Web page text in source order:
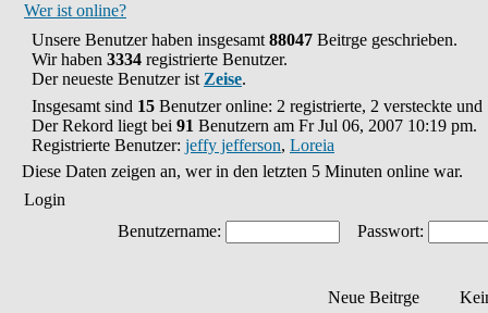
Wer ist online?
Unsere Benutzer haben insgesamt 88047 Beitrge geschrieben.
Wir haben 3334 registrierte Benutzer.
Der neueste Benutzer ist Zeise.
Insgesamt sind 15 Benutzer online: 2 registrierte, 2 versteckte
Der Rekord liegt bei 91 Benutzern am Fr Jul 06, 2007 10:19 pm.
Registrierte Benutzer: jeffy jefferson, Loreia
Diese Daten zeigen an, wer in den letzten 5 Minuten online war.
Login
Benutzername:
Passwort:
Neue Beitrge